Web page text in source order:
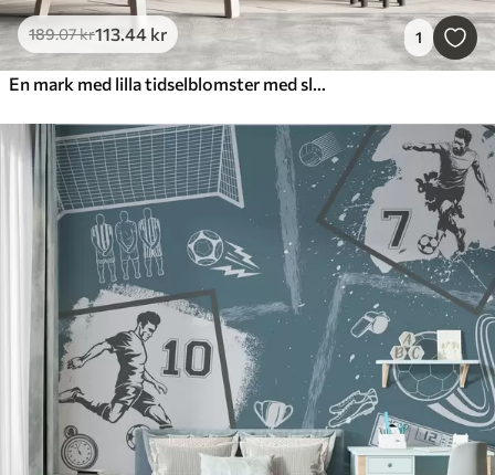
189.07kr113.44 kr 1
En mark med lilla tidselblomster med slørede blomster og blade i en vintage-tekstureret baggrund